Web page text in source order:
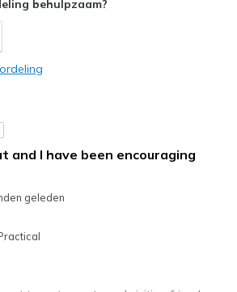
Feels true to size
behulpzaam?
and I have been encouraging
geleden